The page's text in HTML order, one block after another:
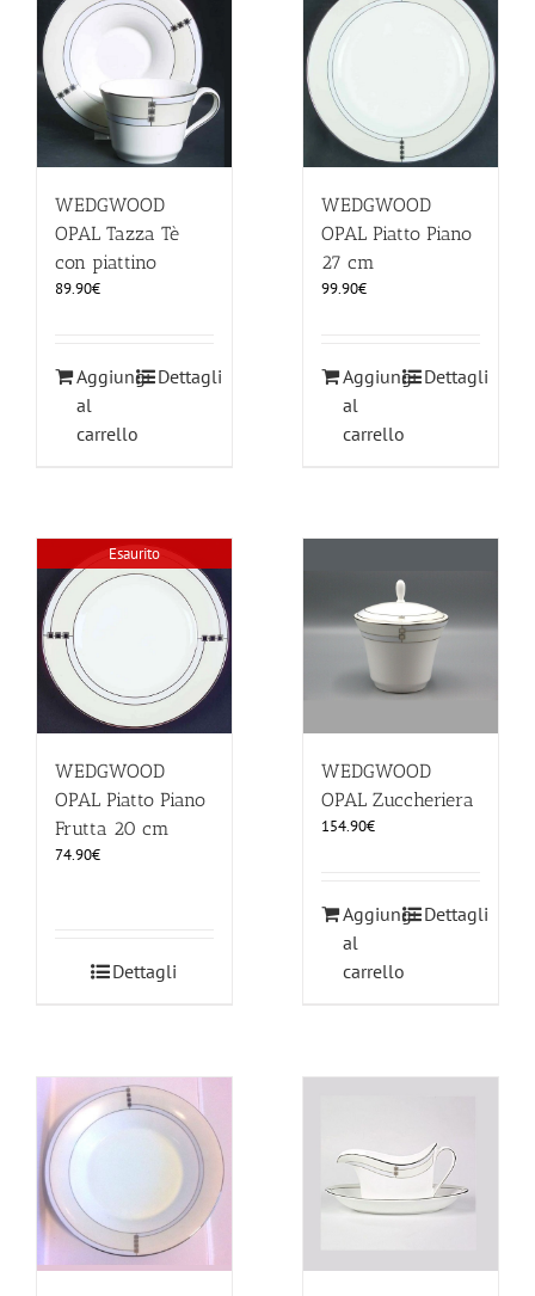
ILLUMINAZIONE
FUORI PRODUZIONE
BOMBONIERE
BELLINI HO.RE.CA
WEDGWOOD
OPAL Tazza Tè
con piattino
89.90€
Aggiungi
al
carrello
Dettagli
WEDGWOOD
OPAL Piatto Piano
27 cm
99.90€
Aggiungi
al
carrello
Dettagli
Esaurito
WEDGWOOD
OPAL Piatto Piano
Frutta 20 cm
74.90€
Dettagli
WEDGWOOD
OPAL Zuccheriera
154.90€
Aggiungi
al
carrello
Dettagli